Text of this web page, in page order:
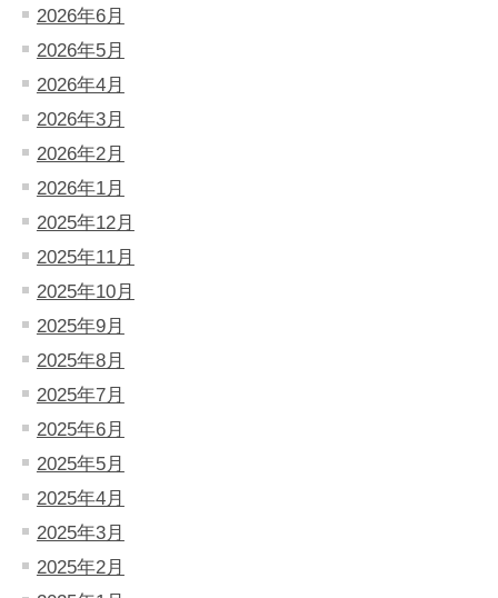
2026年6月
2026年5月
2026年4月
2026年3月
2026年2月
2026年1月
2025年12月
2025年11月
2025年10月
2025年9月
2025年8月
2025年7月
2025年6月
2025年5月
2025年4月
2025年3月
2025年2月